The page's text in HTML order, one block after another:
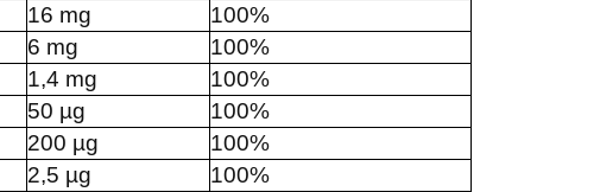
16 mg
100%
6 mg
100%
1,4 mg
100%
50 µg
100%
200 µg
100%
2,5 µg
100%